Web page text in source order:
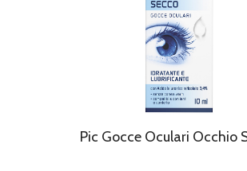
Pic Gocce Oculari Occhio